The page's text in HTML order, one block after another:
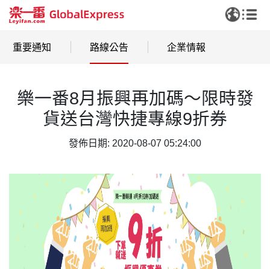
重要通知 路線公告 企業情報
樂一番8月振興再加碼～限時發
貨送台灣快捷專線9折券
發佈日期: 2020-08-07 05:24:00